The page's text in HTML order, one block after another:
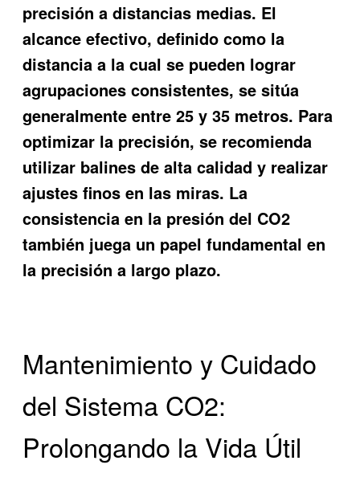
precisión a distancias medias. El
alcance efectivo, definido como la
distancia a la cual se pueden lograr
agrupaciones consistentes, se sitúa
generalmente entre 25 y 35 metros. Para
optimizar la precisión, se recomienda
utilizar balines de alta calidad y realizar
ajustes finos en las miras. La
consistencia en la presión del CO2
también juega un papel fundamental en
la precisión a largo plazo.
Mantenimiento y Cuidado
del Sistema CO2:
Prolongando la Vida Útil